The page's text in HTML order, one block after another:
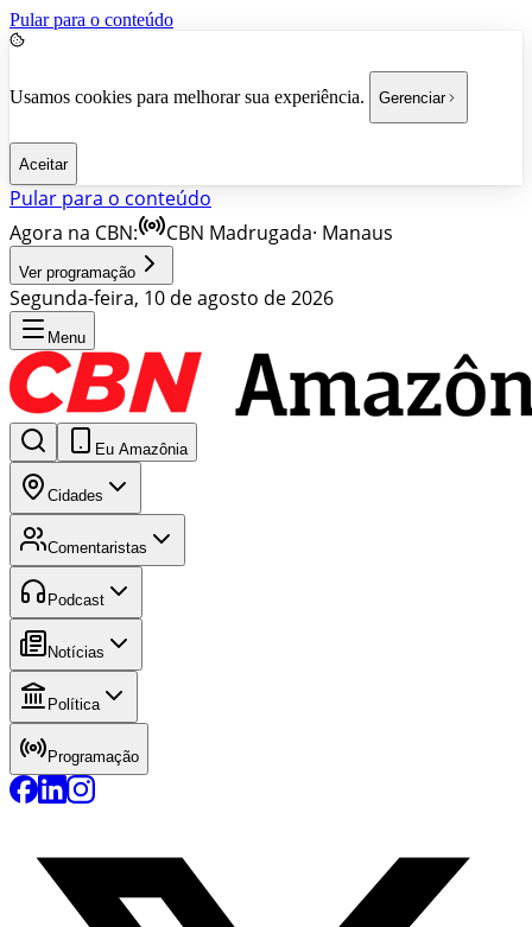
Pular para o conteúdo
Usamos cookies para melhorar sua experiência. Gerenciar
Aceitar
Pular para o conteúdo
Agora na CBN:
CBN Madrugada· Manaus
Ver programação
Segunda-feira, 10 de agosto de 2026
Menu
Eu Amazônia
Cidades
Comentaristas
Podcast
Notícias
Política
Programação